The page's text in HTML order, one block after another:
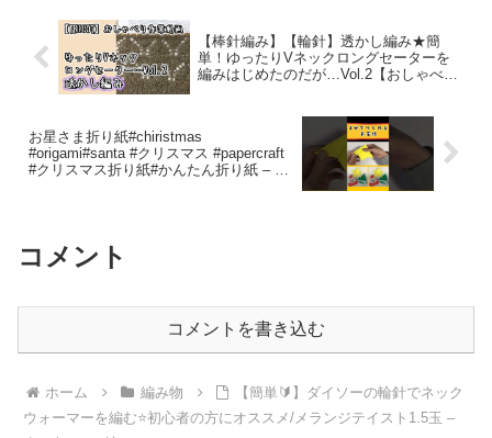
【棒針編み】【輪針】透かし編み★簡
単！ゆったりVネックロングセーターを
編みはじめたのだが…Vol.2【おしゃべり
お星さま折り紙#chiristmas
#origami#santa #クリスマス #papercraft
#クリスマス折り紙#かんたん折り紙 – 5
コメント
コメントを書き込む
ホーム 編み物
【簡単🔰】ダイソーの輪針でネック
ウォーマーを編む⭐️初心者の方にオススメ/メランジテイスト1.5玉 –